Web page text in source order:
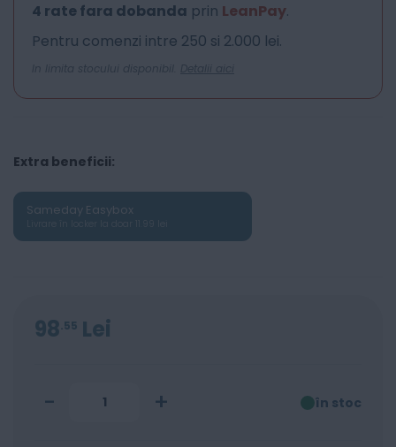
4 rate fara dobanda prin LeanPay.
Pentru comenzi intre 250 si 2.000 lei.
In limita stocului disponibil. Detalii aici
Extra beneficii:
Sameday Easybox
98 55 Lei
- + în stoc